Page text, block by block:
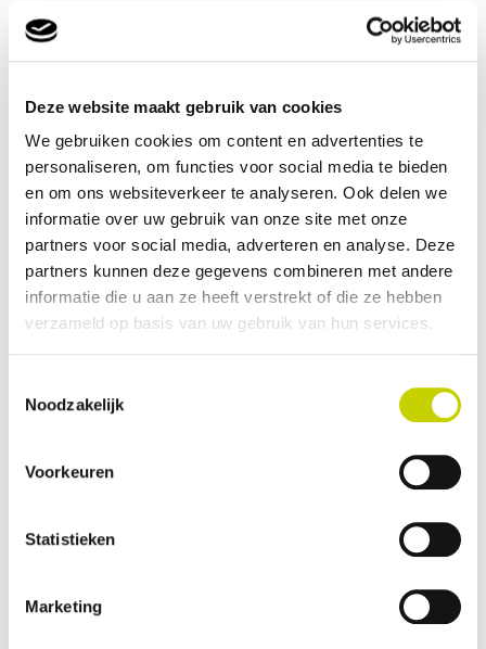
Deze website maakt gebruik van cookies
We gebruiken cookies om content en advertenties te
personaliseren, om functies voor social media te bieden
en om ons websiteverkeer te analyseren. Ook delen we
informatie over uw gebruik van onze site met onze
partners voor social media, adverteren en analyse. Deze
partners kunnen deze gegevens combineren met andere
informatie die u aan ze heeft verstrekt of die ze hebben
verzameld op basis van uw gebruik van hun services.
Noodzakelijk
Voorkeuren
Statistieken
Marketing
blijven uitvoeren, met adequate
financieringsvorm(en).
Tevens plaatst hij/zij met een wijde blik het werk van
het KCB in een breder politiek-maatschappelijk
perspectief en verkent hij/zij vanuit deze positie o.a.
de mogelijke samenwerking met overige
keuringsinstanties.
De voorzitter vertegenwoordigt de organisatie op het
hoogste niveau naar brancheorganisaties en
overheden.
de
volledige vacature.